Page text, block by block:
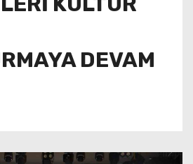
DEVAM